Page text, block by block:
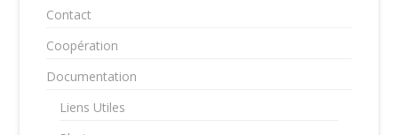
Contact
Coopération
Documentation
Liens Utiles